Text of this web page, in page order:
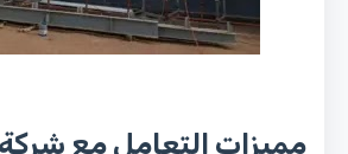
مميزات التعامل مع